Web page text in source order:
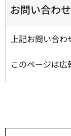
お問い合わ
上記お問い合わ
このページは広